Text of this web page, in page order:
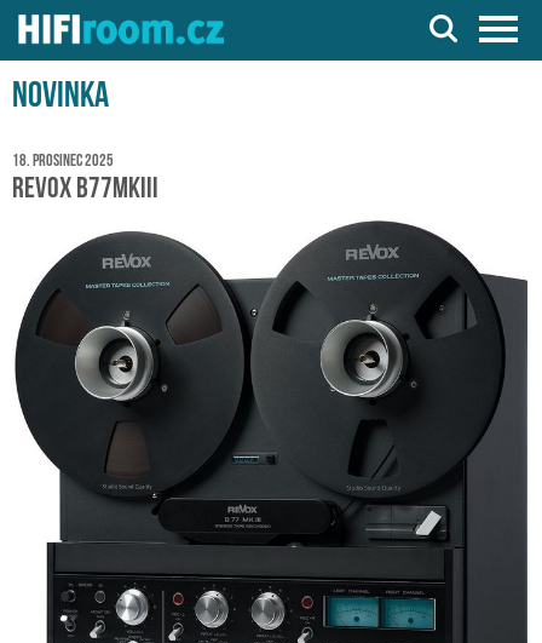
Server o Hi-Fi a AV technice
Novinka
18. prosinec 2025
Revox B77MKIII